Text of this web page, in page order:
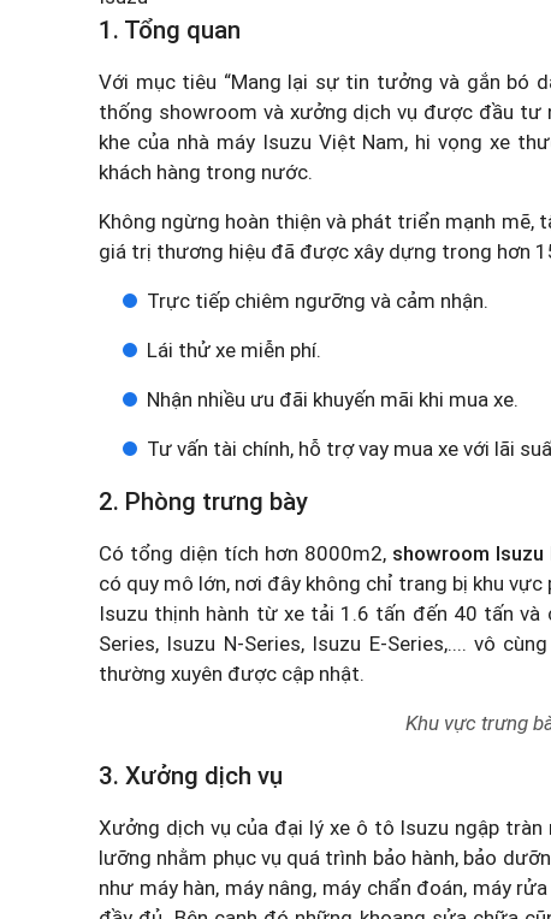
1. Tổng quan
Với mục tiêu “Mang lại sự tin tưởng và gắn bó
thống showroom và xưởng dịch vụ được đầu tư
khe của nhà máy Isuzu Việt Nam, hi vọng xe
khách hàng trong nước.
Không ngừng hoàn thiện và phát triển mạnh mẽ,
giá trị thương hiệu đã được xây dựng trong hơn
Trực tiếp chiêm ngưỡng và cảm nhận.
Lái thử xe miễn phí.
Nhận nhiều ưu đãi khuyến mãi khi mua xe.
Tư vấn tài chính, hỗ trợ vay mua xe với lãi
2. Phòng trưng bày
Có tổng diện tích hơn 8000m2, showroom Isuzu
có quy mô lớn, nơi đây không chỉ trang bị khu
Isuzu thịnh hành từ xe tải 1.6 tấn đến 40 tấn và
Series, Isuzu N-Series, Isuzu E-Series,.... vô
thường xuyên được cập nhật.
Khu vực trưng
3. Xưởng dịch vụ
Xưởng dịch vụ của đại lý xe ô tô Isuzu ngập tràn
lưỡng nhằm phục vụ quá trình bảo hành, bảo
như máy hàn, máy nâng, máy chẩn đoán, máy